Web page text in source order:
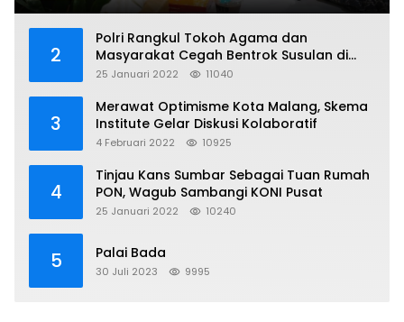
2
Polri Rangkul Tokoh Agama dan
Masyarakat Cegah Bentrok Susulan di
Sorong
25 Januari 2022 11040
3
Merawat Optimisme Kota Malang, Skema
Institute Gelar Diskusi Kolaboratif
4 Februari 2022 10925
4
Tinjau Kans Sumbar Sebagai Tuan Rumah
PON, Wagub Sambangi KONI Pusat
25 Januari 2022 10240
5 Palai Bada
30 Juli 2023 9995